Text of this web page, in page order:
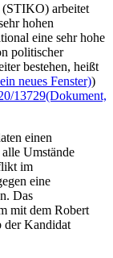
arbeitet
hohen
eine sehr hohe
politischer
bestehen, heißt
neues Fenster))
13729(Dokument,
einen
Umstände
im
eine
Das
mit dem Robert
der Kandidat